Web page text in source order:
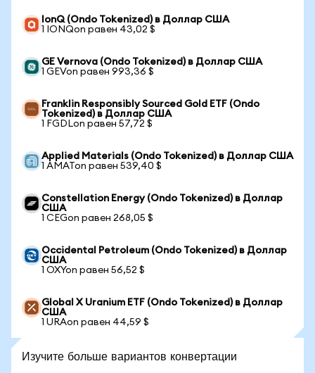
IonQ (Ondo Tokenized) в Доллар США
1 IONQon равен 43,02 $
GE Vernova (Ondo Tokenized) в Доллар США
1 GEVon равен 993,36 $
Franklin Responsibly Sourced Gold ETF (Ondo
Tokenized) в Доллар США
1 FGDLon равен 57,72 $
Applied Materials (Ondo Tokenized) в Доллар США
1 AMATon равен 539,40 $
Constellation Energy (Ondo Tokenized) в Доллар
США
1 CEGon равен 268,05 $
Occidental Petroleum (Ondo Tokenized) в Доллар
США
1 OXYon равен 56,52 $
Global X Uranium ETF (Ondo Tokenized) в Доллар
США
1 URAon равен 44,59 $
Изучите больше вариантов конвертации